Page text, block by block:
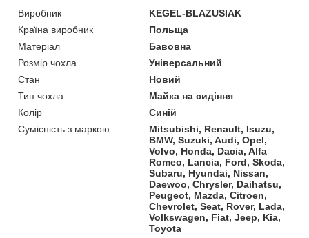
Виробник
KEGEL-BLAZUSIAK
Країна виробник
Польща
Матеріал
Бавовна
Розмір чохла
Універсальний
Стан
Новий
Тип чохла
Майка на сидіння
Колір
Синій
Сумісність з маркою
Mitsubishi, Renault, Isuzu,
BMW, Suzuki, Audi, Opel,
Volvo, Honda, Dacia, Alfa
Romeo, Lancia, Ford, Skoda,
Subaru, Hyundai, Nissan,
Daewoo, Chrysler, Daihatsu,
Peugeot, Mazda, Citroen,
Chevrolet, Seat, Rover, Lada,
Volkswagen, Fiat, Jeep, Kia,
Toyota